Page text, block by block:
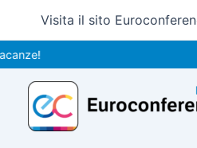
contenuto
Visita il sito